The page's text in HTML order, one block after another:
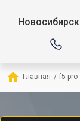
Новосибирск
Главная / f5 pro